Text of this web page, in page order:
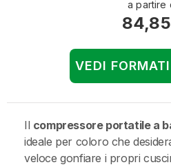
a partire
VEDI
Il compressore portatile a
ideale per coloro che
veloce gonfiare i propri